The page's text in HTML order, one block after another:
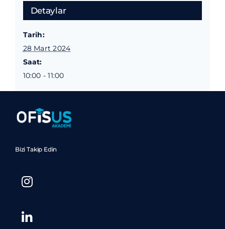
Detaylar
Tarih:
28 Mart 2024
Saat:
10:00 - 11:00
Bizi Takip Edin